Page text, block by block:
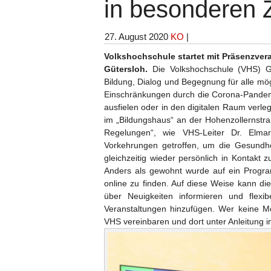
in besonderen
27. August 2020 KO |
Volkshochschule startet mit
Gütersloh. Die Volkshochschule
Bildung, Dialog und Begegnung für alle
Einschränkungen durch die Corona-
ausfielen oder in den digitalen Raum
im „Bildungshaus“ an der
Regelungen“, wie VHS-Leiter Dr.
Vorkehrungen getroffen, um die
gleichzeitig wieder persönlich in Kontakt
Anders als gewohnt wurde auf ein
online zu finden. Auf diese Weise kann
über Neuigkeiten informieren und
Veranstaltungen hinzufügen. Wer keine
VHS vereinbaren und dort unter Anleitung